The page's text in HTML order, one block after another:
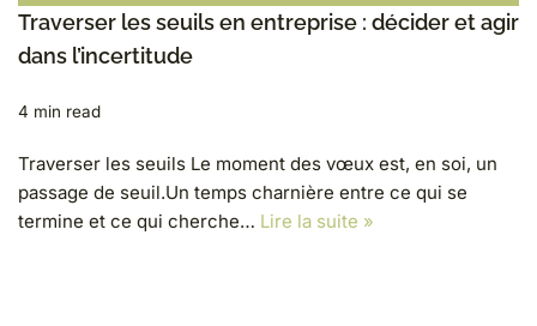
Traverser les seuils en entreprise : décider et agir
dans l’incertitude
4 min read
Traverser les seuils Le moment des vœux est, en soi, un
passage de seuil.Un temps charnière entre ce qui se
termine et ce qui cherche… Lire la suite »